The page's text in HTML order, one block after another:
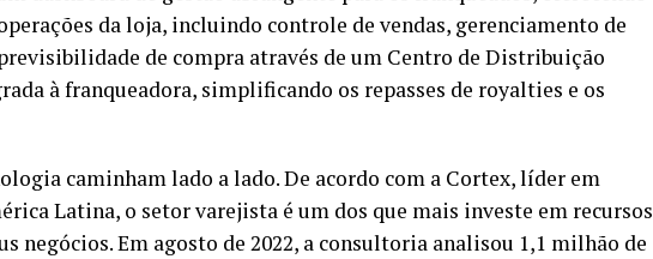
da loja, incluindo controle de vendas, gerenciamento de
de compra através de um Centro de Distribuição
à franqueadora, simplificando os repasses de royalties e os
caminham lado a lado. De acordo com a Cortex, líder em
Latina, o setor varejista é um dos que mais investe em recursos
negócios. Em agosto de 2022, a consultoria analisou 1,1 milhão de